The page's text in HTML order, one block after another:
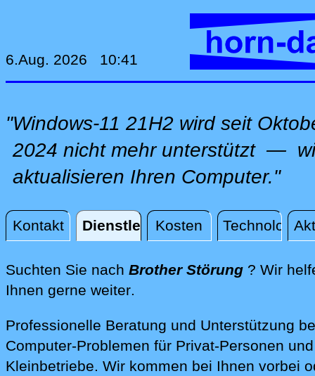
6.Aug. 2026 10:41
"Windows-11 21H2 wird seit
2024 nicht mehr unterstützt —
aktualisieren Ihren Computer."
Kontakt Dienstleistungen
Kosten Technologie
Dienstleistungen
Suchten Sie nach Brother Störung ? Wir
Ihnen gerne weiterdirekt an Ihrem Standort,
.
Professionelle Beratung und Unterstützung
Computer-Problemen für Privat-Personen und
Kleinbetriebe. Wir kommen bei Ihnen vorbei